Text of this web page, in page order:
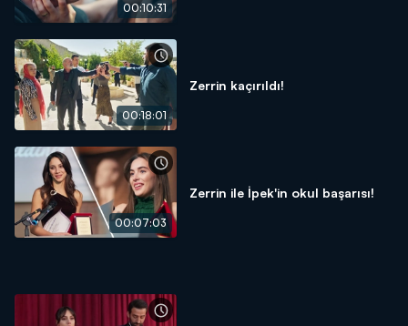
00:10:31
00:18:01
Zerrin kaçırıldı!
00:07:03
Zerrin ile İpek'in okul başarısı!